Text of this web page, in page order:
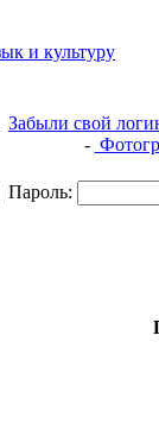
Забыли свой
-
Пароль: